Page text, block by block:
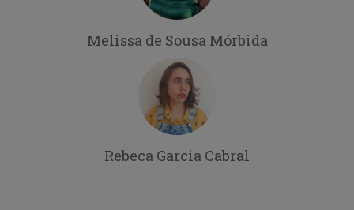
Melissa de Sousa Mórbida
Rebeca Garcia Cabral